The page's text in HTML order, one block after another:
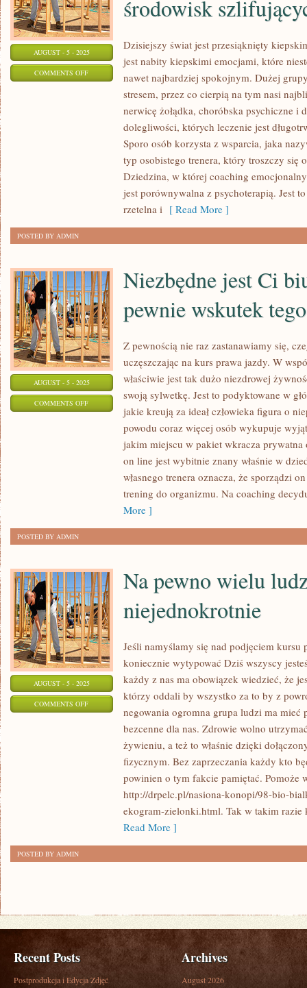
AUGUST - 5 - 2025
COMMENTS OFFON
SIĘ
CORAZ
WIĘCEJ
ŚRODOWISK
SZLIFUJĄCYCH
środowisk
Dzisiejszy świat jest przesiąknięty
jest nabity kiepskimi emocjami, które
nawet najbardziej spokojnym. Dużej
stresem, przez co cierpią na tym nasi
nerwicę żołądka, choróbska psychiczne i
dolegliwości, których leczenie jest
Sporo osób korzysta z wsparcia, jaka
typ osobistego trenera, który troszczy się
Dziedzina, w której coaching
jest porównywalna z psychoterapią. Jest
rzetelna i [ Read More ]
POSTED BY ADMIN
AUGUST - 5 - 2025
COMMENTS OFFON
NIEZBĘDNE
Niezbędne jest Ci
pewnie wskutek tego
Z pewnością nie raz zastanawiamy się,
uczęszczając na kurs prawa jazdy. W
właściwie jest tak dużo niezdrowej
swoją sylwetkę. Jest to podyktowane w
jakie kreują za ideał człowieka figura o
powodu coraz więcej osób wykupuje
jakim miejscu w pakiet wkracza prywatna
on line jest wybitnie znany właśnie w
własnego trenera oznacza, że sporządzi
trening do organizmu. Na coaching
More ]
POSTED BY ADMIN
AUGUST - 5 - 2025
COMMENTS OFFON
NIEJEDNOKROTNIE
Na pewno wielu
niejednokrotnie
Jeśli namyślamy się nad podjęciem
koniecznie wytypować Dziś wszyscy
każdy z nas ma obowiązek wiedzieć, że
którzy oddali by wszystko za to by z
negowania ogromna grupa ludzi ma mieć
bezcenne dla nas. Zdrowie wolno
żywieniu, a też to właśnie dzięki
fizycznym. Bez zaprzeczania każdy kto
powinien o tym fakcie pamiętać. Pomoże
http://drpelc.pl/nasiona-konopi/98-bio-
ekogram-zielonki.html. Tak w takim razie
Read More ]
POSTED BY ADMIN
Recent Posts
Postprodukcja i Edycja Zdjęć
Archives
August 2026